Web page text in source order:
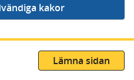
Lämna sidan